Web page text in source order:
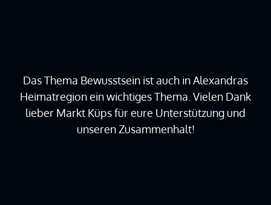
Das Thema Bewusstsein ist auch in Alexandras
Heimatregion ein wichtiges Thema. Vielen Dank
lieber Markt Küps für eure Unterstützung und
unseren Zusammenhalt!